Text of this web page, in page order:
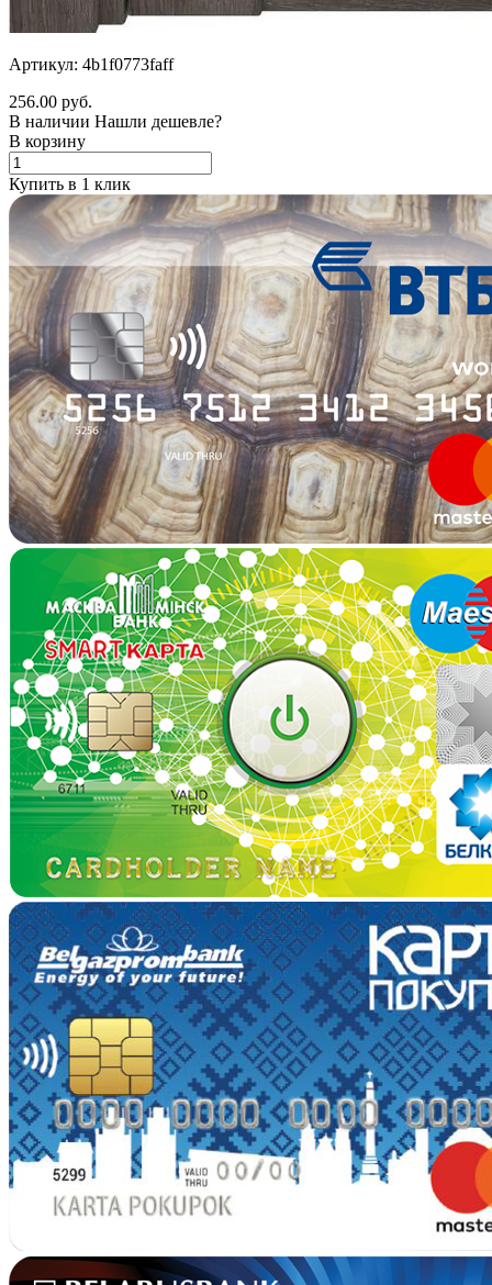
Артикул: 4b1f0773faff
256.00 руб.
В наличии Нашли дешевле?
В корзину
Купить в 1 клик